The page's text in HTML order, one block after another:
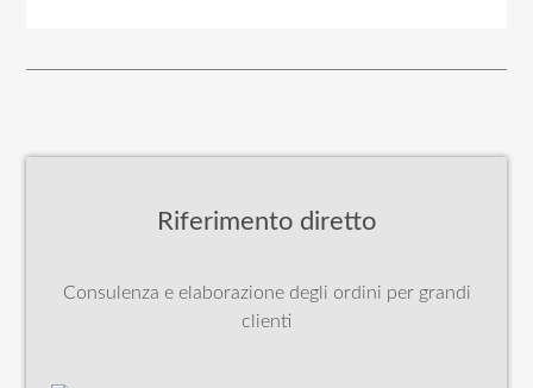
Riferimento diretto
Consulenza e elaborazione degli ordini per grandi
clienti